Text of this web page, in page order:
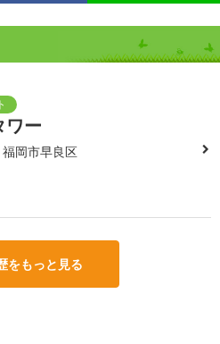
ワー
岡市早良区
をもっと見る